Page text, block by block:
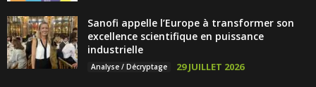
Sanofi appelle l’Europe à transformer son
excellence scientifique en puissance
industrielle
Analyse / Décryptage 29 JUILLET 2026